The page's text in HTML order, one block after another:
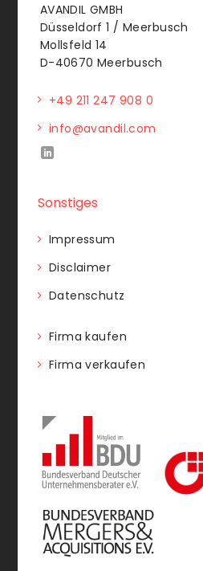
AVANDIL GMBH
Düsseldorf 1 / Meerbusch
Mollsfeld 14
D-40670 Meerbusch
+49 211 247 908 0
info@avandil.com
Sonstiges
Impressum
Disclaimer
Datenschutz
Firma kaufen
Firma verkaufen